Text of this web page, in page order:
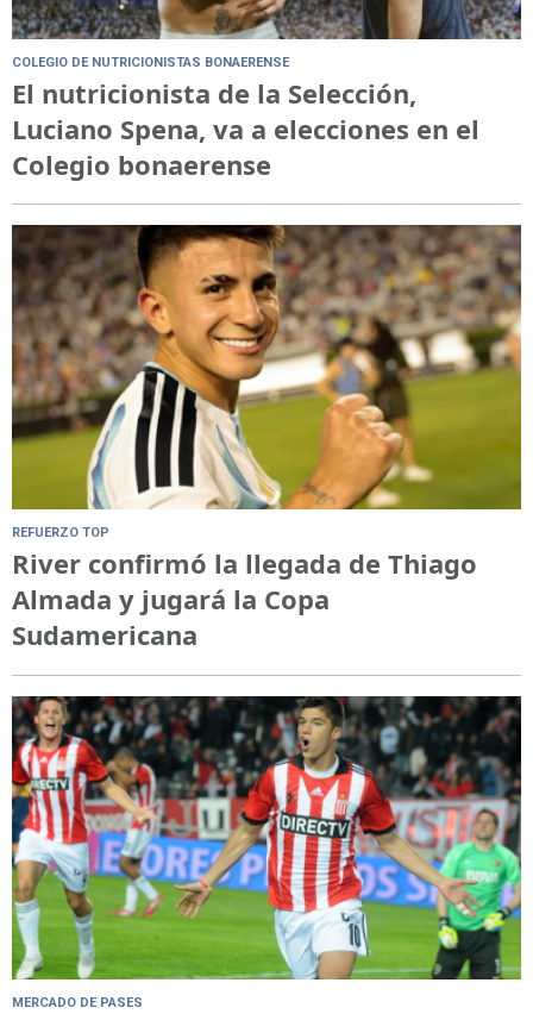
COLEGIO DE NUTRICIONISTAS BONAERENSE
El nutricionista de la Selección,
Luciano Spena, va a elecciones en el
Colegio bonaerense
REFUERZO TOP
River confirmó la llegada de Thiago
Almada y jugará la Copa
Sudamericana
MERCADO DE PASES